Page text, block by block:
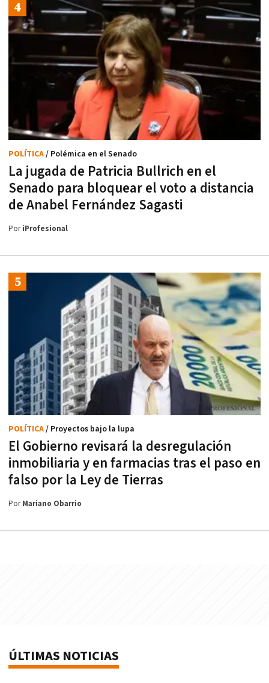
La jugada de Patricia Bullrich en el
Senado para bloquear el voto a distancia
de Anabel Fernández Sagasti
POLÍTICA/ Polémica en el Senado
PoriProfesional
El Gobierno revisará la desregulación
inmobiliaria y en farmacias tras el paso en
falso por la Ley de Tierras
POLÍTICA/ Proyectos bajo la lupa
PorMariano Obarrio
ÚLTIMAS NOTICIAS